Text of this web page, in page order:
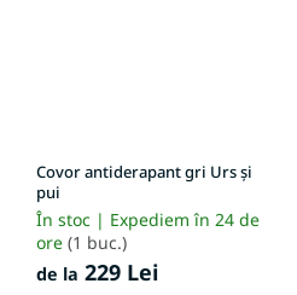
Covor antiderapant gri Urs și
pui
În stoc | Expediem în 24 de
ore (1 buc.)
de la 229 Lei